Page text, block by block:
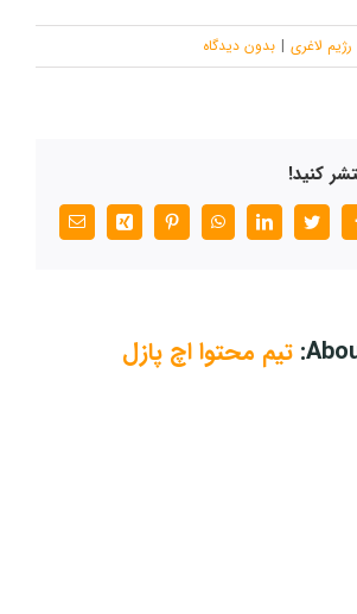
رژیم لاغری | بدون ديدگاه
کنید!
Facebook
Twitter
LinkedIn
WhatsApp
Pinterest
Xing
پست
الکترونیک
تیم محتوا اچ پازل